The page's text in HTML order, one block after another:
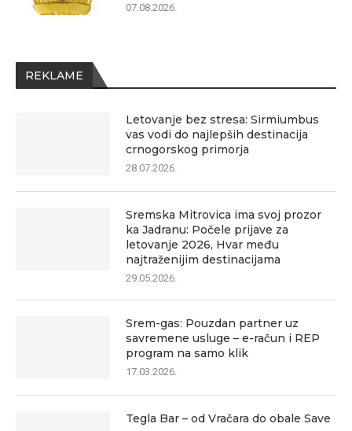
07.08.2026.
REKLAME
Letovanje bez stresa: Sirmiumbus
vas vodi do najlepših destinacija
crnogorskog primorja
28.07.2026.
Sremska Mitrovica ima svoj prozor
ka Jadranu: Počele prijave za
letovanje 2026, Hvar među
najtraženijim destinacijama
29.05.2026.
Srem-gas: Pouzdan partner uz
savremene usluge – e-račun i REP
program na samo klik
17.03.2026.
Tegla Bar – od Vračara do obale Save